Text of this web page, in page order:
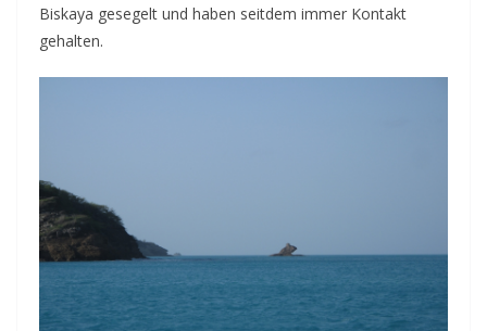
Biskaya gesegelt und haben seitdem immer Kontakt
gehalten.